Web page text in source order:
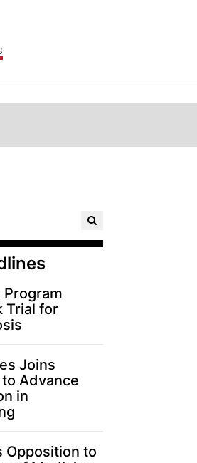
Program
Trial for
Joins
Advance
in
Opposition to